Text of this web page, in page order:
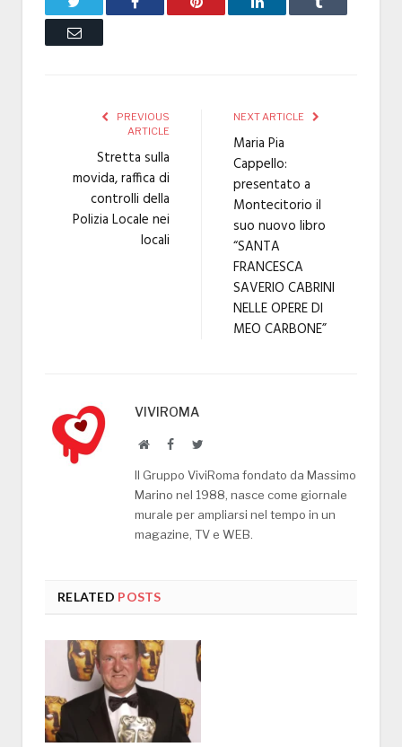
Email
PREVIOUS
ARTICLE
Stretta sulla
movida, raffica di
controlli della
Polizia Locale nei
locali
NEXT ARTICLE
Maria Pia
Cappello:
presentato a
Montecitorio il
suo nuovo libro
“SANTA
FRANCESCA
SAVERIO CABRINI
NELLE OPERE DI
MEO CARBONE”
VIVIROMA
WebsiteFacebookTwitter
Il Gruppo ViviRoma fondato da Massimo
Marino nel 1988, nasce come giornale
murale per ampliarsi nel tempo in un
magazine, TV e WEB.
RELATED POSTS